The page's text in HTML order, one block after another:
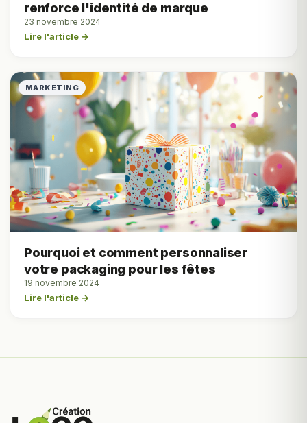
renforce l'identité de marque
23 novembre 2024
Lire l'article →
MARKETING
Pourquoi et comment personnaliser
votre packaging pour les fêtes
19 novembre 2024
Lire l'article →